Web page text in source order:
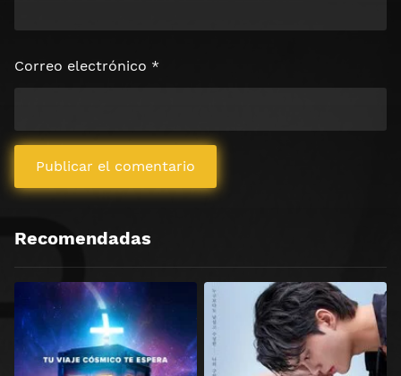
Correo electrónico *
Recomendadas